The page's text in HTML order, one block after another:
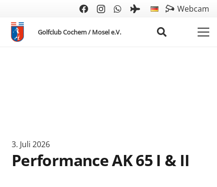
Webcam
Golfclub Cochem / Mosel e.V.
3. Juli 2026
Performance AK 65 I & II